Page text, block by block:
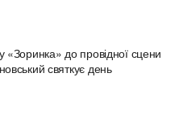
«Зоринка» до провідної сцени
святкує день